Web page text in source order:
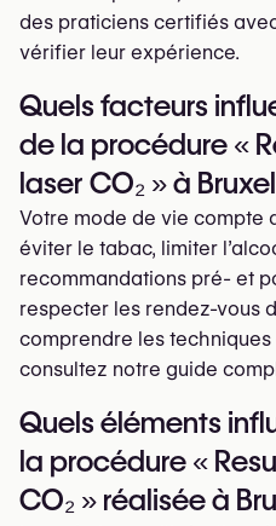
des praticiens certifiés
vérifier leur expérience.
Quels facteurs
de la procédure «
laser CO₂ » à
Votre mode de vie compte
éviter le tabac, limiter
recommandations pré- et
respecter les rendez-vous
comprendre les
consultez notre guide
Quels éléments
la procédure «
CO₂ » réalisée à